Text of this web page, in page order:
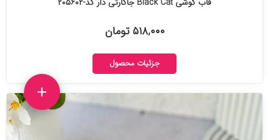
قاب گوشی Black Cat جاکارتی دار کد-۲۰۵۶۰۲
۵۱۸,۰۰۰ تومان
جزئیات محصول
+